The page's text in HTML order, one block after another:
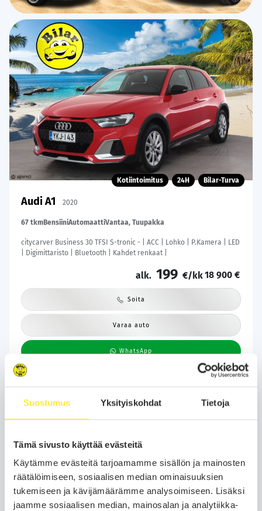
Suostumus Yksityiskohdat Tietoja
Tämä sivusto käyttää evästeitä
Käytämme evästeitä tarjoamamme sisällön ja mainosten
räätälöimiseen, sosiaalisen median ominaisuuksien
tukemiseen ja kävijämäärämme analysoimiseen. Lisäksi
jaamme sosiaalisen median, mainosalan ja analytiikka-
Kotiintoimitus 24H Bilar-Turva
Audi A1 2020
67 tkmBensiiniAutomaattiVantaa, Tuupakka
citycarver Business 30 TFSI S-tronic - | ACC | Lohko | P.Kamera | LED
| Digimittaristo | Bluetooth | Kahdet renkaat |
alk. 199 €/kk18 900 €
Soita
Varaa auto
WhatsApp